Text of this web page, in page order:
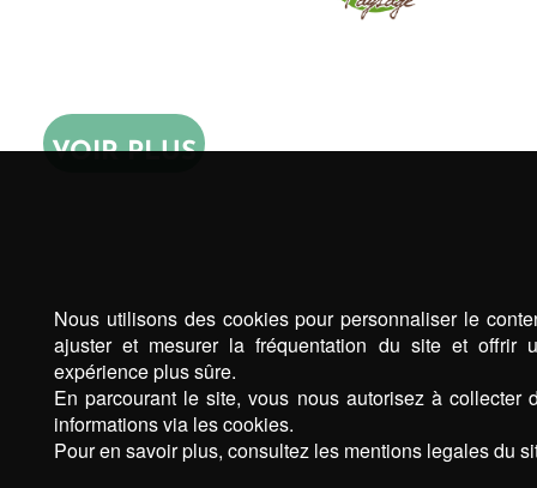
VOIR PLUS
Nous utilisons des cookies pour personnaliser le
ajuster et mesurer la fréquentation du site et offrir
expérience plus sûre.
En parcourant le site, vous nous autorisez à collecter
informations via les cookies.
Pour en savoir plus, consultez les mentions legales du